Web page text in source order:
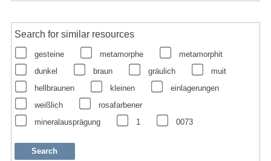
Search for similar resources
gesteine metamorphe
metamorphit
dunkel
braun gräulich
muit
hellbraunen
kleinen
einlagerungen
weißlich
rosafarbener
mineralausprägung
1 0073